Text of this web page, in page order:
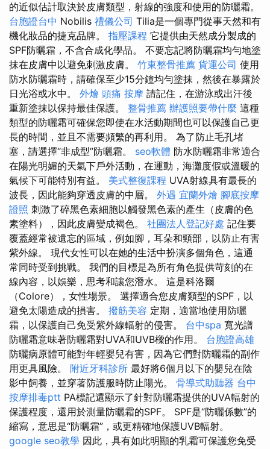
的近似估計取決於皮膚類型，射線的強度和使用的防曬霜。
台胞證台中 Nobilis 禮儀公司 Tilia是一個專門從事天然和有
機化妝品的捷克品牌。 指壓課程 它提供由天然成分製成的
SPF防曬霜，不含合成化學品。 不要忘記將防曬霜均勻地塗
抹在皮膚中以避免刺激皮膚。 竹東整骨推薦 貨運公司 使用
防水防曬霜時，請確保至少15分鐘均勻塗抹，然後在暴露於
日光浴或水中。 外燴 頭痛 按摩 請記住，在游泳或出汗後
重新塗抹以保持最佳保護。 整骨推薦 辦護照要帶什麼 這種
類型的防曬霜可確保您即使在水活動期間也可以保護自己更
長的時間，並且不需要頻繁的再利用。 為了防止毛孔堵
塞，請選擇“非成型”防曬霜。 seo軟體 防水防曬霜非常適合
在陽光明媚的天氣下戶外活動，在運動，海灘度假或溫暖的
氣候下可能特別有益。 美式整復課程 UVA射線具有最長的
波長，因此能夠穿透皮膚的中層。 外遇 宜蘭外燴 腳底按摩
證照 刺激了碎黑色素細胞以觸發黑色素的產生（皮膚的色
素塗料），因此皮膚變成褐色。 社團法人登記好處 記住要
覆蓋經常被遺忘的區域，例如腳，耳朵和頸部，以防止有害
紫外線。 現代女性可以在她的生活中扮演多個角色，這通
常同時受到挑戰。 我們的目標是為所有角色提供苛刻的在
線內容，以娛樂，思考和讓您潛水。 這是科洛爾
（Colore），女性場景。 選擇適合您皮膚類型的SPF，以
避免太陽造成的損害。 撥筋美容 定期，適當地使用防曬
霜，以保護自己免受紫外線輻射的侵害。 台中spa 寬光譜
防曬霜意味著防曬霜對UVA和UVB樑的作用。 台胞證高雄
防曬病原體可能對年輕嬰兒有害，因為它們對防曬霜的副作
用更具風險。 附近牙科診所 最好將6個月以下的嬰兒在陰
影中飼養，並穿著防護服時防止陽光。 骨導式助聽器 台中
按摩排毒ptt PA標記還顯示了針對防曬霜提供的UVA​​輻射的
保護程度，還用於測量防曬霜的SPF。 SPF是“防曬係數”的
縮寫，意思是“防曬霜”，或更精確地保護UVB輻射。
google seo教學 因此，具有如此明顯的乳霜可保護您免受